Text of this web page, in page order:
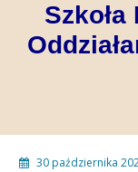
30 października